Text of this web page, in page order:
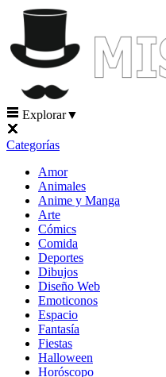
Explorar▼
Categorías
Amor
Animales
Anime y Manga
Arte
Cómics
Comida
Deportes
Dibujos
Diseño Web
Emoticonos
Espacio
Fantasía
Fiestas
Halloween
Horóscopo